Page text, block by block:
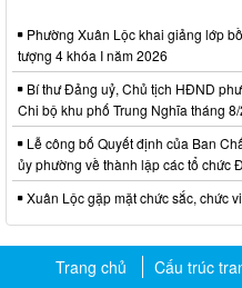
Phường Xuân Lộc khai giảng lớp
tượng 4 khóa I năm 2026
Bí thư Đảng uỷ, Chủ tịch HĐND
Chi bộ khu phố Trung Nghĩa tháng
Lễ công bố Quyết định của Ban
ủy phường về thành lập các tổ chức
Xuân Lộc gặp mặt chức sắc, chức
Trang chủ Cấu trúc